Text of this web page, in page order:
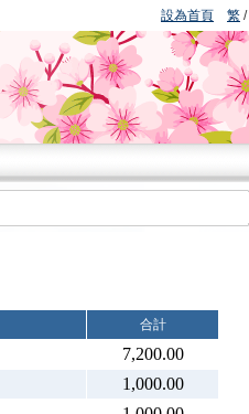
設為首頁 繁 /
合計
7,200.00
1,000.00